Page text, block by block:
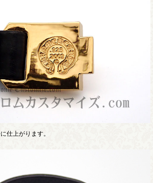
仕上がります。